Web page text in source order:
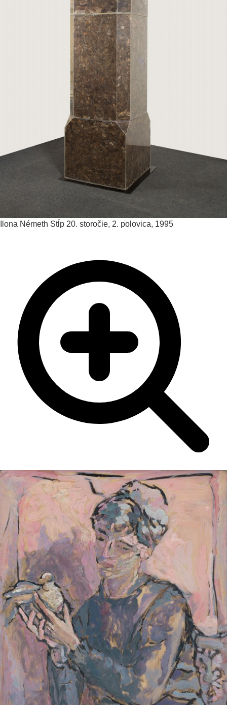
Ilona Németh Stĺp 20. storočie, 2. polovica, 1995